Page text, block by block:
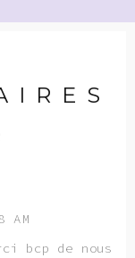
AM
bcp de nous